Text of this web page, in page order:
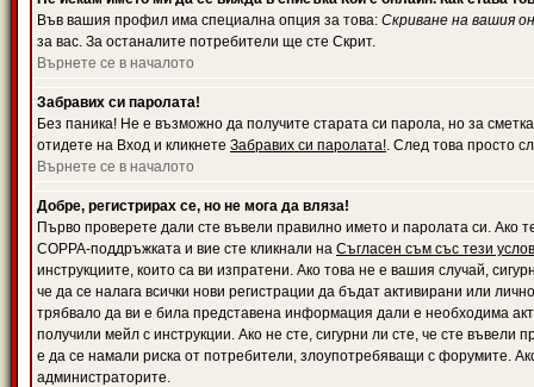
Във вашия профил има специална опция за това: Скриване на вашия
за вас. За останалите потребители ще сте Скрит.
Върнете се в началото
Забравих си паролата!
Без паника! Не е възможно да получите старата си парола, но за
отидете на Вход и кликнете Забравих си паролата!. След това просто
Върнете се в началото
Добре, регистрирах се, но не мога да вляза!
Първо проверете дали сте въвели правилно името и паролата си. Ако
COPPA-поддръжката и вие сте кликнали на Съгласен съм със тези
инструкциите, които са ви изпратени. Ако това не е вашия случай,
че да се налага всички нови регистрации да бъдат активирани или
трябвало да ви е била представена информация дали е необходима
получили мейл с инструкции. Ако не сте, сигурни ли сте, че сте
е да се намали риска от потребители, злоупотребяващи с форумите.
администраторите.